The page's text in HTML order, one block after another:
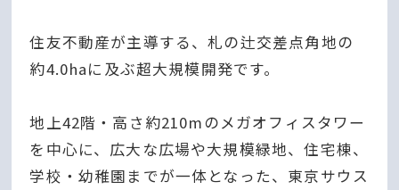
住友不動産が主導する、札の辻交差点角地の
約4.0haに及ぶ超大規模開発です。
地上42階・高さ約210mのメガオフィスタワー
を中心に、広大な広場や大規模緑地、住宅棟、
学校・幼稚園までが一体となった、東京サウス